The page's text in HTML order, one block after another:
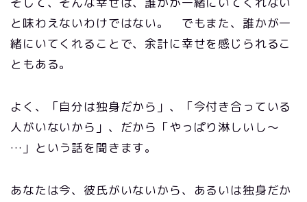
と味わえないわけではない。 でもまた、誰かが一
緒にいてくれることで、余計に幸せを感じられるこ
ともある。
よく、「自分は独身だから」、「今付き合っている
人がいないから」、だから「やっぱり淋しいし〜
…」という話を聞きます。
あなたは今、彼氏がいないから、あるいは独身だか